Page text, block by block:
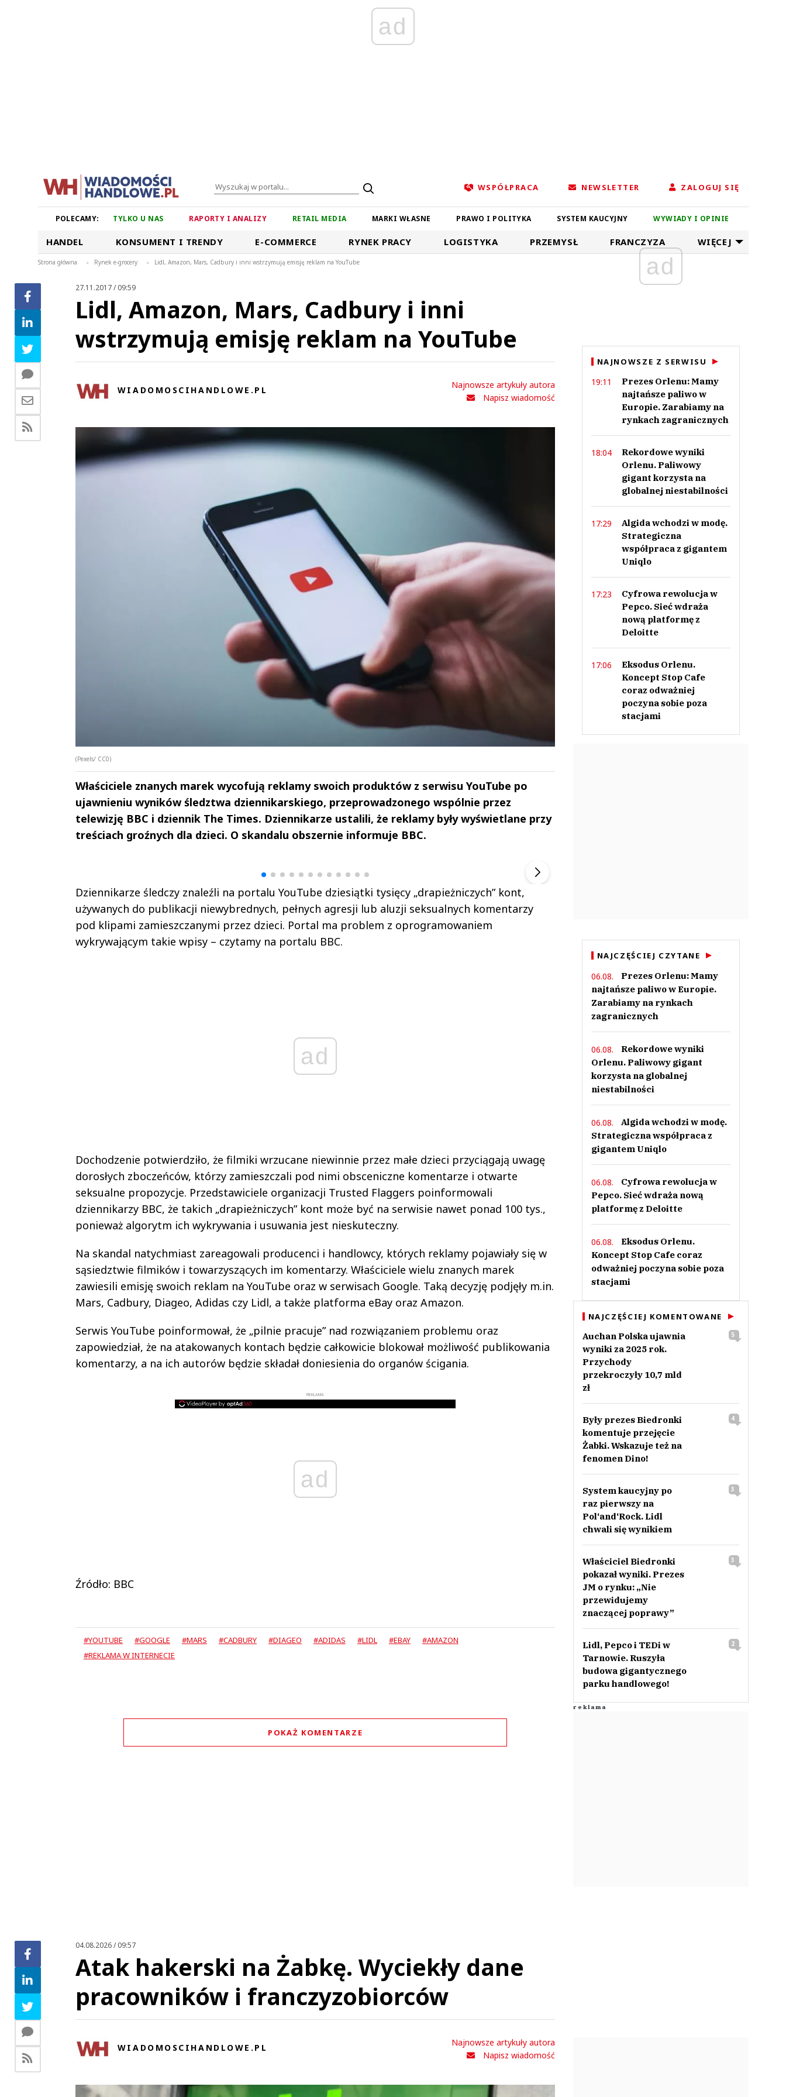
ad
WSPÓŁPRACA NEWSLETTER ZALOGUJ SIĘ
POLECAMY: TYLKO U NAS RAPORTY I ANALIZY RETAIL MEDIA MARKI WŁASNE PRAWO I POLITYKA SYSTEM KAUCYJNY WYWIADY I OPINIE
HANDEL KONSUMENT I TRENDY E-COMMERCE RYNEK PRACY LOGISTYKA PRZEMYSŁ FRANCZYZA WIĘCEJ
Strona główna > Rynek e-grocery > Lidl, Amazon, Mars, Cadbury i inni wstrzymują emisję reklam na YouTube
27.11.2017 / 09:59
Lidl, Amazon, Mars, Cadbury i inni
wstrzymują emisję reklam na YouTube
WIADOMOSCIHANDLOWE.PL
Najnowsze artykuły autora
Napisz wiadomość
(Pexels/ CC0)
Właściciele znanych marek wycofują reklamy swoich produktów z serwisu YouTube po
ujawnieniu wyników śledztwa dziennikarskiego, przeprowadzonego wspólnie przez
telewizję BBC i dziennik The Times. Dziennikarze ustalili, że reklamy były wyświetlane przy
treściach groźnych dla dzieci. O skandalu obszernie informuje BBC.
Dziennikarze śledczy znaleźli na portalu YouTube dziesiątki tysięcy „drapieżniczych” kont,
używanych do publikacji niewybrednych, pełnych agresji lub aluzji seksualnych komentarzy
pod klipami zamieszczanymi przez dzieci. Portal ma problem z oprogramowaniem
wykrywającym takie wpisy – czytamy na portalu BBC.
ad
Dochodzenie potwierdziło, że filmiki wrzucane niewinnie przez małe dzieci przyciągają uwagę
dorosłych zboczeńców, którzy zamieszczali pod nimi obsceniczne komentarze i otwarte
seksualne propozycje. Przedstawiciele organizacji Trusted Flaggers poinformowali
dziennikarzy BBC, że takich „drapieżniczych” kont może być na serwisie nawet ponad 100 tys.,
ponieważ algorytm ich wykrywania i usuwania jest nieskuteczny.
Na skandal natychmiast zareagowali producenci i handlowcy, których reklamy pojawiały się w
sąsiedztwie filmików i towarzyszących im komentarzy. Właściciele wielu znanych marek
zawiesili emisję swoich reklam na YouTube oraz w serwisach Google. Taką decyzję podjęły m.in.
Mars, Cadbury, Diageo, Adidas czy Lidl, a także platforma eBay oraz Amazon.
Serwis YouTube poinformował, że „pilnie pracuje” nad rozwiązaniem problemu oraz
zapowiedział, że na atakowanych kontach będzie całkowicie blokował możliwość publikowania
komentarzy, a na ich autorów będzie składał doniesienia do organów ścigania.
REKLAMA
ad
Źródło: BBC
#YOUTUBE #GOOGLE #MARS #CADBURY #DIAGEO #ADIDAS #LIDL #EBAY
#AMAZON
#REKLAMA W INTERNECIE
POKAŻ KOMENTARZE
Andrzej i Marta
Marta i Andrzej
ad
NAJNOWSZE Z SERWISU
19:11
Prezes Orlenu: Mamy
najtańsze paliwo w
Europie. Zarabiamy na
rynkach zagranicznych
18:04
Rekordowe wyniki
Orlenu. Paliwowy
gigant korzysta na
globalnej niestabilności
17:29
Algida wchodzi w modę.
Strategiczna
współpraca z gigantem
Uniqlo
17:23
Cyfrowa rewolucja w
Pepco. Sieć wdraża
nową platformę z
Deloitte
17:06
Eksodus Orlenu.
Koncept Stop Cafe
coraz odważniej
poczyna sobie poza
stacjami
NAJCZĘŚCIEJ CZYTANE
06.08.
Prezes Orlenu: Mamy
najtańsze paliwo w Europie.
Zarabiamy na rynkach
zagranicznych
06.08.
Rekordowe wyniki
Orlenu. Paliwowy gigant
korzysta na globalnej
niestabilności
06.08.
Algida wchodzi w modę.
Strategiczna współpraca z
gigantem Uniqlo
06.08.
Cyfrowa rewolucja w
Pepco. Sieć wdraża nową
platformę z Deloitte
06.08.
Eksodus Orlenu.
Koncept Stop Cafe coraz
odważniej poczyna sobie poza
stacjami
NAJCZĘŚCIEJ KOMENTOWANE
Auchan Polska ujawnia
wyniki za 2025 rok.
Przychody
przekroczyły 10,7 mld
zł
5
Były prezes Biedronki
komentuje przejęcie
Żabki. Wskazuje też na
fenomen Dino!
4
System kaucyjny po
raz pierwszy na
Pol‘and‘Rock. Lidl
chwali się wynikiem
3
Właściciel Biedronki
pokazał wyniki. Prezes
JM o rynku: „Nie
przewidujemy
znaczącej poprawy”
3
Lidl, Pepco i TEDi w
Tarnowie. Ruszyła
budowa gigantycznego
parku handlowego!
2
04.08.2026 / 09:57
Atak hakerski na Żabkę. Wyciekły dane
pracowników i franczyzobiorców
WIADOMOSCIHANDLOWE.PL
Najnowsze artykuły autora
Napisz wiadomość